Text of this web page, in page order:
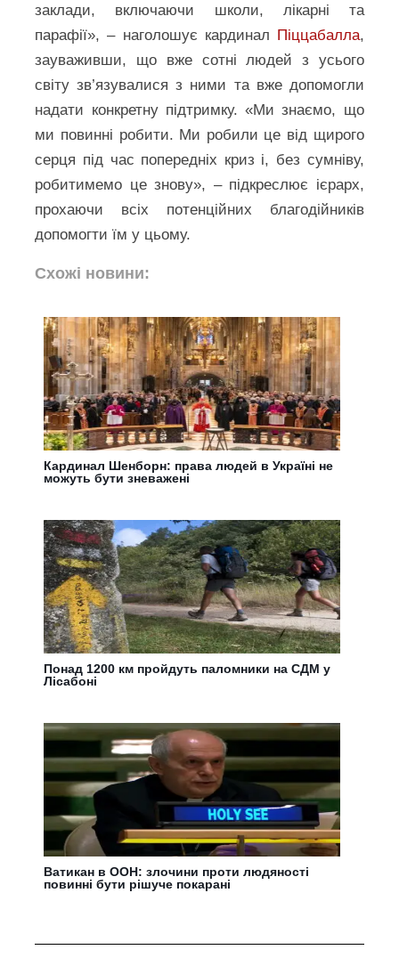
заклади, включаючи школи, лікарні та
парафії», – наголошує кардинал Піццабалла,
зауваживши, що вже сотні людей з усього
світу зв’язувалися з ними та вже допомогли
надати конкретну підтримку. «Ми знаємо, що
ми повинні робити. Ми робили це від щирого
серця під час попередніх криз і, без сумніву,
робитимемо це знову», – підкреслює ієрарх,
прохаючи всіх потенційних благодійників
допомогти їм у цьому.
Схожі новини:
Кардинал Шенборн: права людей в Україні не
можуть бути зневажені
Понад 1200 км пройдуть паломники на СДМ у
Лісабоні
Ватикан в ООН: злочини проти людяності
повинні бути рішуче покарані